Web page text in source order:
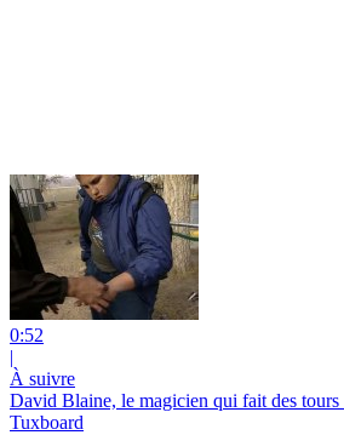
0:52
|
À suivre
David Blaine, le magicien qui fait des
Tuxboard